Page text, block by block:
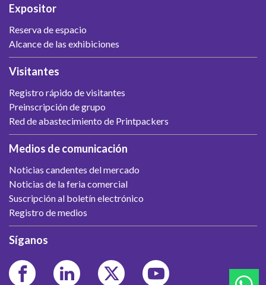
Expositor
Reserva de espacio
Alcance de las exhibiciones
Visitantes
Registro rápido de visitantes
Preinscripción de grupo
Red de abastecimiento de Printpackers
Medios de comunicación
Noticias candentes del mercado
Noticias de la feria comercial
Suscripción al boletín electrónico
Registro de medios
Síganos